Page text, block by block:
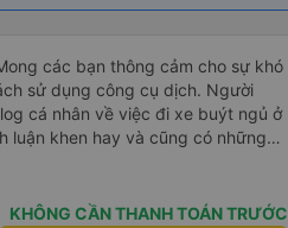
các bạn thông cảm cho sự khó
sử dụng công cụ dịch. Người
cá nhân về việc đi xe buýt ngủ ở
luận khen hay và cũng có những
tôi đã rất lo lắng. Đó là một sự lo
Gối và chăn nệm cũng sạch và
KHÔNG CẦN THANH TOÁN TRƯỚC